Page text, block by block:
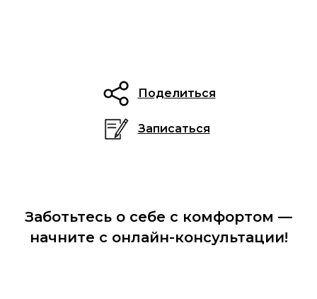
Поделиться
Записаться
Заботьтесь о себе с комфортом —
начните с онлайн-консультации!